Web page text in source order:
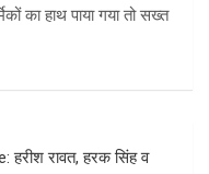
का हाथ पाया गया तो सख्त
रावत, हरक सिंह व